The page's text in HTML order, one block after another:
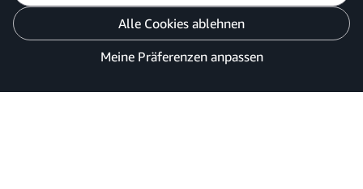
Alle Cookies ablehnen
Meine Präferenzen anpassen
Meine Präferenzen anpassen
Datenschutzhinweis
Cookies und Werbung